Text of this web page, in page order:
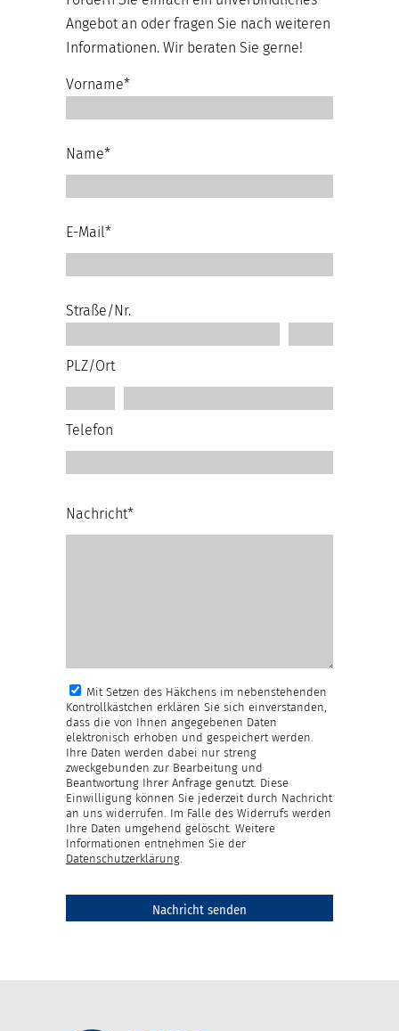
Angebot an oder fragen Sie nach weiteren
Informationen. Wir beraten Sie gerne!
Vorname*
Name*
E-Mail*
Straße/Nr.
PLZ/Ort
Telefon
Nachricht*
Mit Setzen des Häkchens im nebenstehenden
Kontrollkästchen erklären Sie sich einverstanden,
dass die von Ihnen angegebenen Daten
elektronisch erhoben und gespeichert werden.
Ihre Daten werden dabei nur streng
zweckgebunden zur Bearbeitung und
Beantwortung Ihrer Anfrage genutzt. Diese
Einwilligung können Sie jederzeit durch Nachricht
an uns widerrufen. Im Falle des Widerrufs werden
Ihre Daten umgehend gelöscht. Weitere
Informationen entnehmen Sie der
Datenschutzerklärung